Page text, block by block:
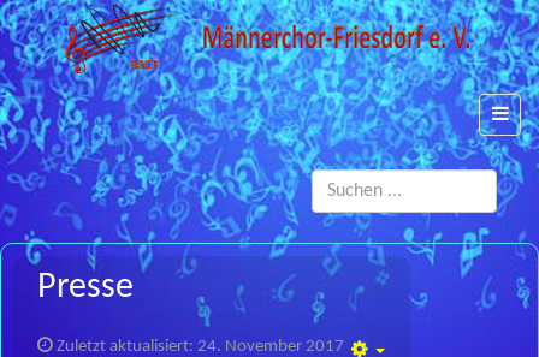
...
Presse
Zuletzt aktualisiert: 24. November 2017